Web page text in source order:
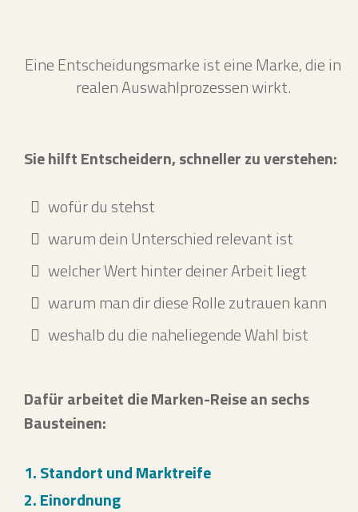
Eine Entscheidungsmarke ist eine Marke, die in
realen Auswahlprozessen wirkt.
Sie hilft Entscheidern, schneller zu verstehen:
wofür du stehst
warum dein Unterschied relevant ist
welcher Wert hinter deiner Arbeit liegt
warum man dir diese Rolle zutrauen kann
weshalb du die naheliegende Wahl bist
Dafür arbeitet die Marken-Reise an sechs
Bausteinen:
1. Standort und Marktreife
2. Einordnung